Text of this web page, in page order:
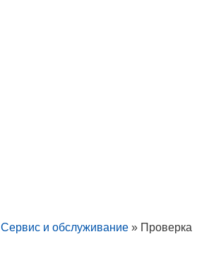
Сервис и обслуживание » Проверка